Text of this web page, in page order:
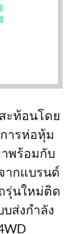
ะท้อนโดย
ารห่อหุ้ม
พร้อมกับ
ากแบรนด์
รุ่นใหม่ติด
บส่งกำลัง